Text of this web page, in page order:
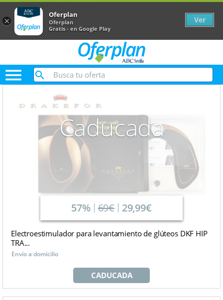

Caducada
57% 69€ 29,99€
Electroestimulador para levantamiento de glúteos DKF HIP
TRA...
Envío a domicilio
CADUCADA
×
Oferplan
Oferplan
Gratis - en Google Play
Ver